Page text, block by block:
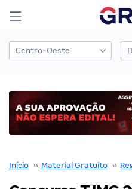
Início ›› Material Gratuito ››